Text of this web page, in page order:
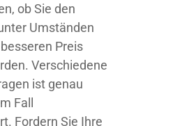
ob Sie den
Umständen
Preis
Verschiedene
ist genau
Fall
Fordern Sie Ihre